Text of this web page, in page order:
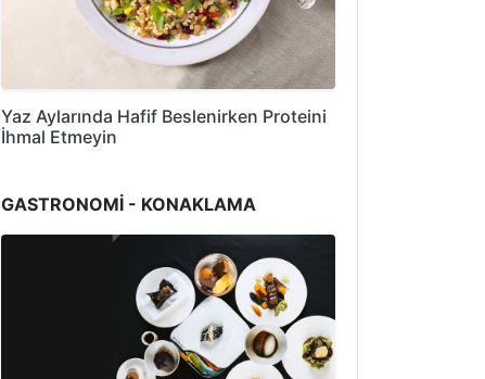
Yaz Aylarında Hafif Beslenirken Proteini
İhmal Etmeyin
GASTRONOMİ - KONAKLAMA